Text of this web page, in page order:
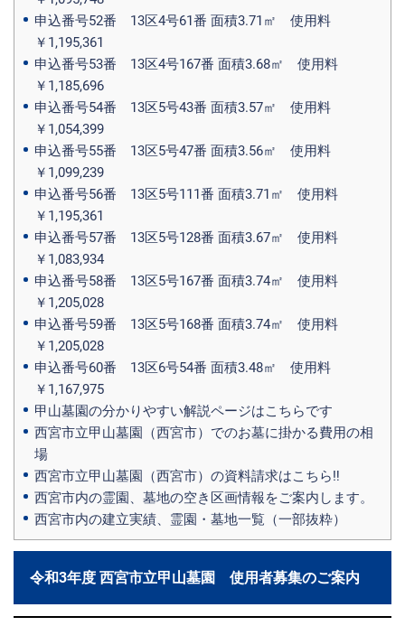
申込番号52番 13区4号61番 面積3.71㎡ 使用料
￥1,195,361
申込番号53番 13区4号167番 面積3.68㎡ 使用料
￥1,185,696
申込番号54番 13区5号43番 面積3.57㎡ 使用料
￥1,054,399
申込番号55番 13区5号47番 面積3.56㎡ 使用料
￥1,099,239
申込番号56番 13区5号111番 面積3.71㎡ 使用料
￥1,195,361
申込番号57番 13区5号128番 面積3.67㎡ 使用料
￥1,083,934
申込番号58番 13区5号167番 面積3.74㎡ 使用料
￥1,205,028
申込番号59番 13区5号168番 面積3.74㎡ 使用料
￥1,205,028
申込番号60番 13区6号54番 面積3.48㎡ 使用料
￥1,167,975
甲山墓園の分かりやすい解説ページはこちらです
西宮市立甲山墓園（西宮市）でのお墓に掛かる費用の相
場
西宮市立甲山墓園（西宮市）の資料請求はこちら‼
西宮市内の霊園、墓地の空き区画情報をご案内します。
西宮市内の建立実績、霊園・墓地一覧（一部抜粋）
令和3年度 西宮市立甲山墓園 使用者募集のご案内